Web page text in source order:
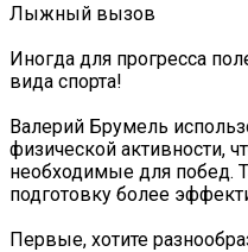
Лыжный вызов
Иногда для прогресса
вида спорта!
Валерий Брумель
физической активности,
необходимые для побед.
подготовку более
Первые, хотите